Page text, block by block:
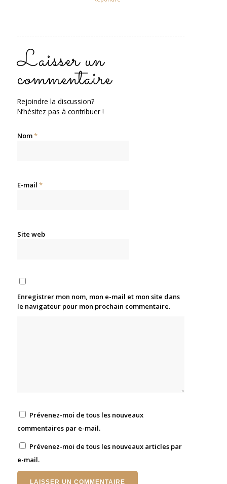
Laisser un
commentaire
Rejoindre la discussion?
N’hésitez pas à contribuer !
Nom*
E-mail *
Site web
Enregistrer mon nom, mon e-mail et mon site dans
le navigateur pour mon prochain commentaire.
Prévenez-moi de tous les nouveaux
commentaires par e-mail.
Prévenez-moi de tous les nouveaux articles par
e-mail.